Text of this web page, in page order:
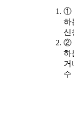
①
하
신
②
하
거
수